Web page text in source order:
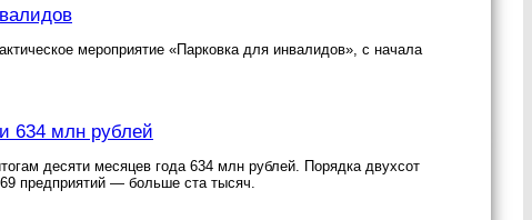
мероприятие «Парковка для инвалидов», с начала
634 млн рублей
десяти месяцев года 634 млн рублей. Порядка двухсот
предприятий — больше ста тысяч.